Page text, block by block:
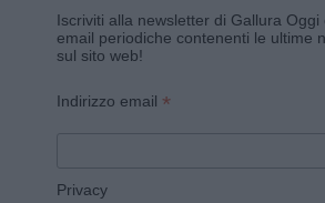
Iscriviti alla newsletter di Gallura Oggi
email periodiche contenenti le ultime
sul sito web!
Indirizzo email *
Privacy